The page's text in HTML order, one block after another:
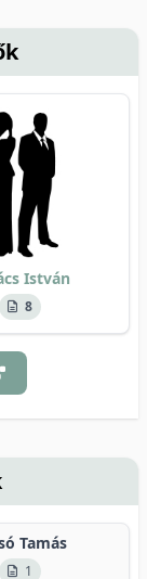
István
8
Tamás
1